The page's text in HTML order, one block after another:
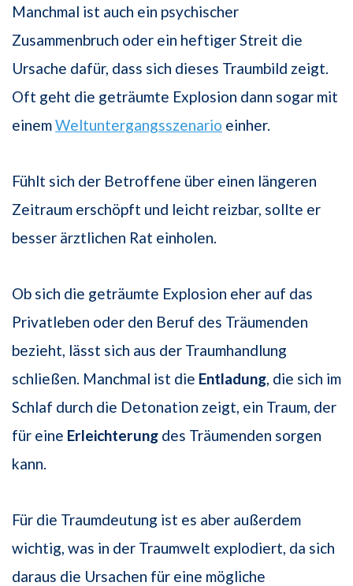
Manchmal ist auch ein psychischer
Zusammenbruch oder ein heftiger Streit die
Ursache dafür, dass sich dieses Traumbild zeigt.
Oft geht die geträumte Explosion dann sogar mit
einemWeltuntergangsszenario einher.
Fühlt sich der Betroffene über einen längeren
Zeitraum erschöpft und leicht reizbar, sollte er
besser ärztlichen Rat einholen.
Ob sich die geträumte Explosion eher auf das
Privatleben oder den Beruf des Träumenden
bezieht, lässt sich aus der Traumhandlung
schließen. Manchmal ist die Entladung , die sich im
Schlaf durch die Detonation zeigt, ein Traum, der
für eine Erleichterung des Träumenden sorgen
kann.
Für die Traumdeutung ist es aber außerdem
wichtig, was in der Traumwelt explodiert, da sich
daraus die Ursachen für eine mögliche